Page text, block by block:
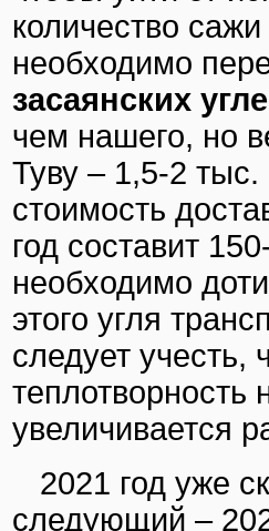
количество
необходимо
засаянских
чем нашего, но
Туву – 1,5-2 тыс.
стоимость
год составит
необходимо
этого угля
следует учесть,
теплотворность
увеличивается
2021 год уже
следующий –